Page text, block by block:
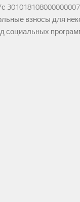
взносы для
социальных